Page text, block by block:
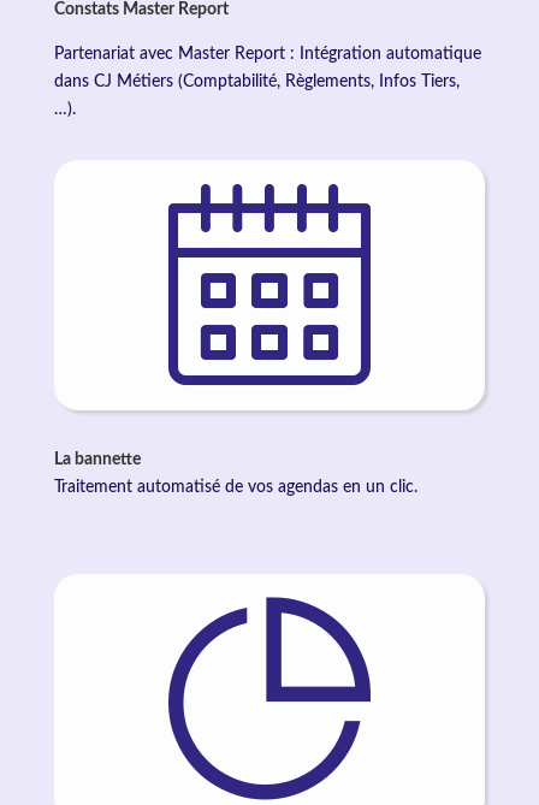
Constats Master Report
Partenariat avec Master Report : Intégration automatique
dans CJ Métiers (Comptabilité, Règlements, Infos Tiers,
…).
La bannette
Traitement automatisé de vos agendas en un clic.